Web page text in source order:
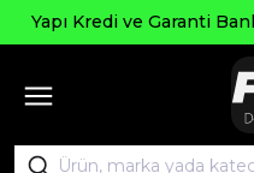
Yapı Kredi ve Garanti